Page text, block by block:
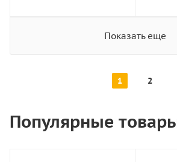
Показать еще
1 2
Популярные